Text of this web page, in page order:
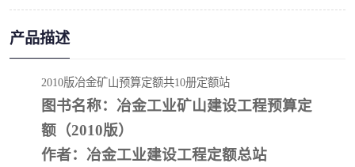
产品描述
2010版冶金矿山预算定额共10册定额站
图书名称：冶金工业矿山建设工程预算定
额（2010版）
作者：冶金工业建设工程定额总站
疏浚工程预算定额
吉林建设工程计价定额 辽宁省建筑工程预算定额
福建建设工程预算定额